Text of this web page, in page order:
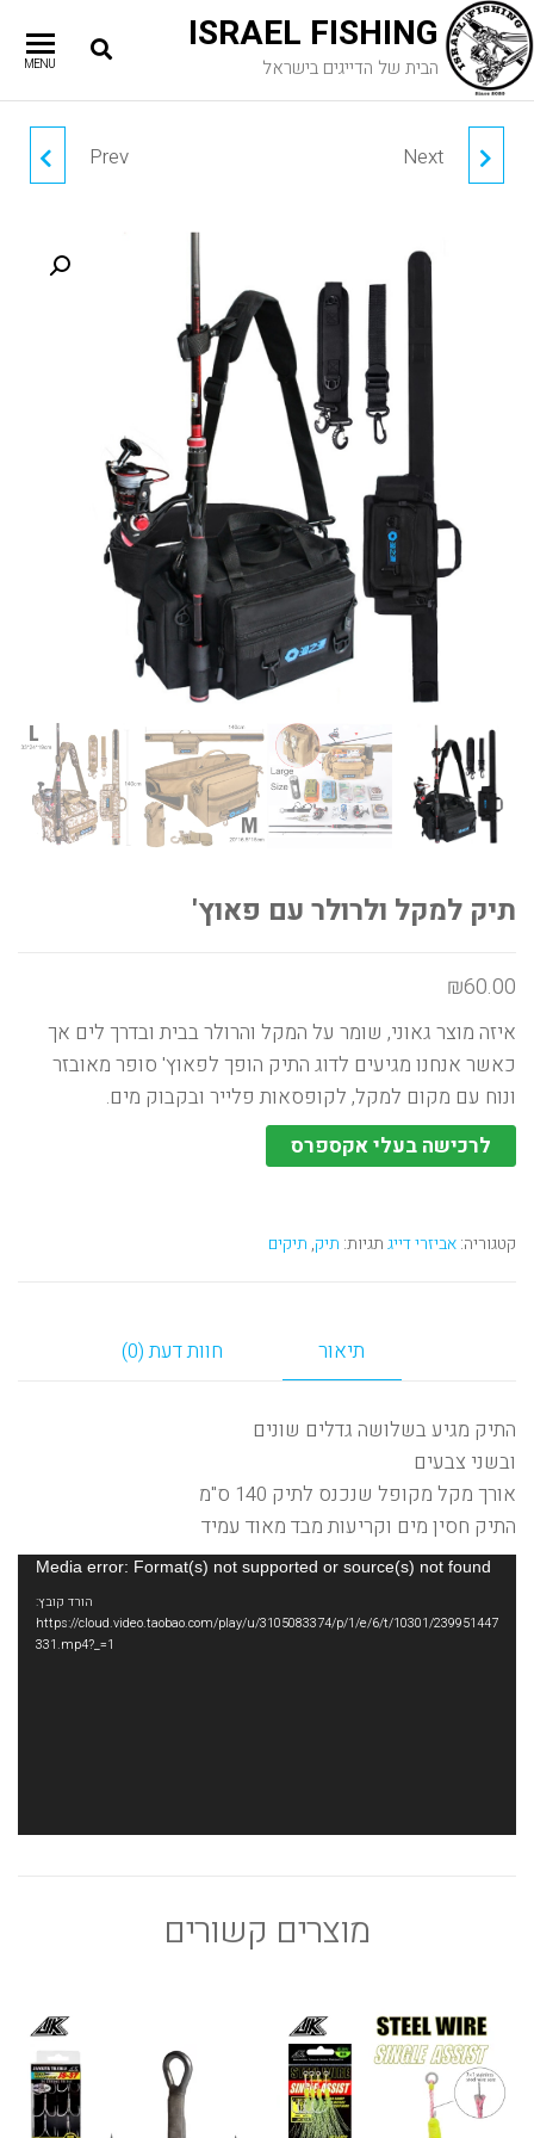
ISRAEL FISHING
הבית של הדייגים בישראל MENU
Prev Next
תיק למקל ולרולר עם פאוץ'
₪60.00
איזה מוצר גאוני, שומר על המקל והרולר בבית ובדרך לים אך
כאשר אנחנו מגיעים לדוג התיק הופך לפאוץ' סופר מאובזר
ונוח עם מקום למקל, לקופסאות פלייר ובקבוק מים.
לרכישה בעלי אקספרס
קטגוריה:אביזרי דייגתגיות: תיק, תיקים
תיאור חוות דעת (0)
התיק מגיע בשלושה גדלים שונים
ובשני צבעים
אורך מקל מקופל שנכנס לתיק 140 ס"מ
התיק חסין מים וקריעות מבד מאוד עמיד
Media error: Format(s) not supported or source(s) not found
הורד קובץ:
https://cloud.video.taobao.com/play/u/3105083374/p/1/e/6/t/10301/239951447
331.mp4?_=1
מוצרים קשורים